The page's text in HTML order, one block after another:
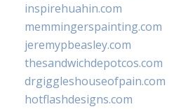
inspirehuahin.com
memmingerspainting.com
jeremypbeasley.com
thesandwichdepotcos.com
drgiggleshouseofpain.com
hotflashdesigns.com